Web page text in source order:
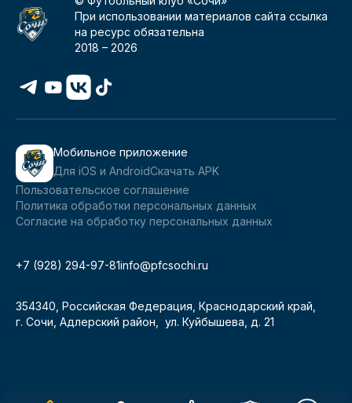
При использовании материалов сайта ссылка
на ресурс обязательна
2018 –2026
Мобильное приложение
Для iOS и AndroidСкачать APK
Пользовательское соглашение
Политика обработки персональных данных
Согласие на обработку персональных данных
+7 (928) 294-97-81info@pfcsochi.ru
354340, Российская Федерация, Краснодарский край,
г. Сочи, Адлерский район, ул. Куйбышева, д. 21